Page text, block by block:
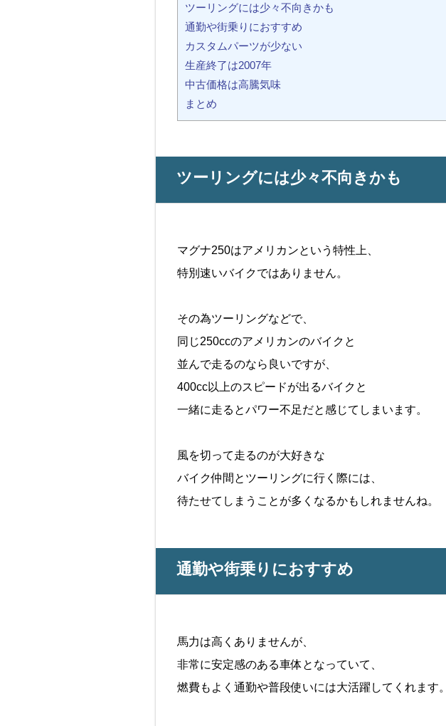
ツーリングには少々不向きかも
通勤や街乗りにおすすめ
カスタムパーツが少ない
生産終了は2007年
中古価格は高騰気味
まとめ
ツーリングには少々不向きかも
マグナ250はアメリカンという特性上、
特別速いバイクではありません。
その為ツーリングなどで、
同じ250ccのアメリカンのバイクと
並んで走るのなら良いですが、
400cc以上のスピードが出るバイクと
一緒に走るとパワー不足だと感じてしまいます。
風を切って走るのが大好きな
バイク仲間とツーリングに行く際には、
待たせてしまうことが多くなるかもしれませんね。
通勤や街乗りにおすすめ
馬力は高くありませんが、
非常に安定感のある車体となっていて、
燃費もよく通勤や普段使いには大活躍してくれます。